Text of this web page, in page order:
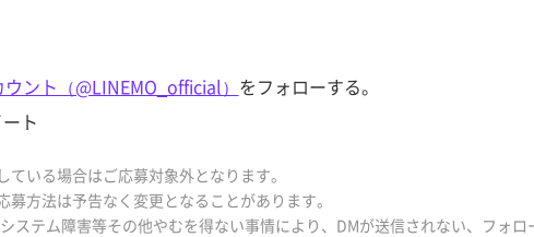
ント（@LINEMO_official） をフォローする。
ト
いる場合はご応募対象外となります。
方法は予告なく変更となることがあります。
テム障害等その他やむを得ない事情により、DMが送信されない、フォロ